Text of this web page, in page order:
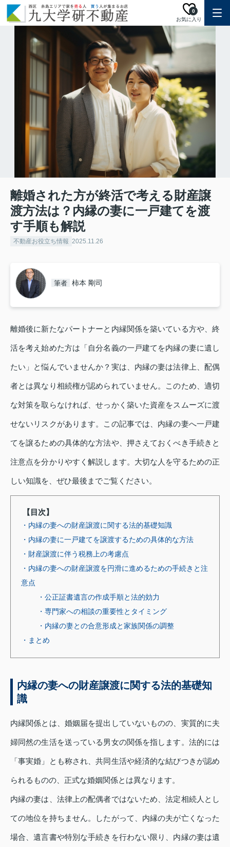
お気に入り
0
離婚された方が終活で考える財産譲
渡方法は？内縁の妻に一戸建てを渡
す手順も解説
不動産お役立ち情報 2025.11.26
筆者 柿本 剛司
離婚後に新たなパートナーと内縁関係を築いている方や、終
活を考え始めた方は「自分名義の一戸建てを内縁の妻に遺し
たい」と悩んでいませんか？実は、内縁の妻は法律上、配偶
者とは異なり相続権が認められていません。このため、適切
な対策を取らなければ、せっかく築いた資産をスムーズに渡
せないリスクがあります。この記事では、内縁の妻へ一戸建
てを譲るための具体的な方法や、押さえておくべき手続きと
注意点を分かりやすく解説します。大切な人を守るための正
しい知識を、ぜひ最後までご覧ください。
【目次】
・内縁の妻への財産譲渡に関する法的基礎知識
・内縁の妻に一戸建てを譲渡するための具体的な方法
・財産譲渡に伴う税務上の考慮点
・内縁の妻への財産譲渡を円滑に進めるための手続きと注
意点
・公正証書遺言の作成手順と法的効力
・専門家への相談の重要性とタイミング
・内縁の妻との合意形成と家族関係の調整
・まとめ
内縁の妻への財産譲渡に関する法的基礎知
識
内縁関係とは、婚姻届を提出していないものの、実質的に夫
婦同然の生活を送っている男女の関係を指します。法的には
「事実婚」とも称され、共同生活や経済的な結びつきが認め
られるものの、正式な婚姻関係とは異なります。
内縁の妻は、法律上の配偶者ではないため、法定相続人とし
ての地位を持ちません。したがって、内縁の夫が亡くなった
場合、遺言書や特別な手続きを行わない限り、内縁の妻は遺